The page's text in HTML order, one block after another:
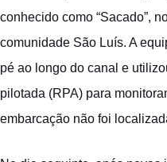
conhecido como “Sacado”,
comunidade São Luís. A
pé ao longo do canal e
pilotada (RPA) para
embarcação não foi